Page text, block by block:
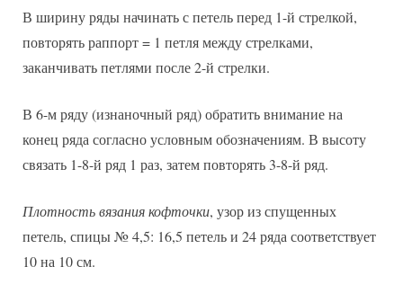
В ширину ряды начинать с петель перед 1-й стрелкой,
повторять раппорт = 1 петля между стрелками,
заканчивать петлями после 2-й стрелки.
В 6-м ряду (изнаночный ряд) обратить внимание на
конец ряда согласно условным обозначениям. В высоту
связать 1-8-й ряд 1 раз, затем повторять 3-8-й ряд.
Плотность вязания кофточки, узор из спущенных
петель, спицы № 4,5: 16,5 петель и 24 ряда соответствует
10 на 10 см.